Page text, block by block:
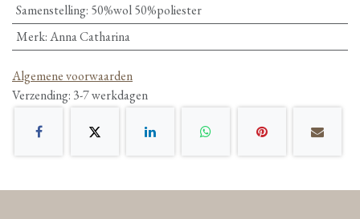
Samenstelling: 50%wol 50%poliester
Merk:Anna Catharina
Algemene voorwaarden
Verzending: 3-7 werkdagen